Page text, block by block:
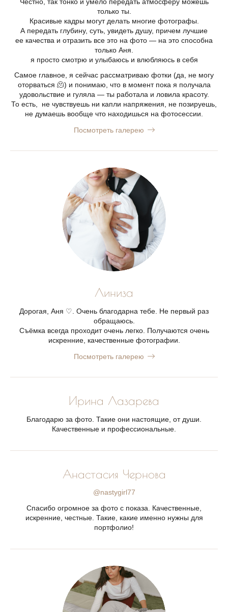
Честно, так тонко и умело передать атмосферу можешь
только ты.
Красивые кадры могут делать многие фотографы.
А передать глубину, суть, увидеть душу, причем лучшие
ее качества и отразить все это на фото — на это способна
только Аня.
я просто смотрю и улыбаюсь и влюбляюсь в себя
Самое главное, я сейчас рассматриваю фотки (да, не могу
оторваться 🫠) и понимаю, что в момент пока я получала
удовольствие и гуляла — ты работала и ловила красоту.
То есть, не чувствуешь ни капли напряжения, не позируешь,
не думаешь вообще что находишься на фотосессии.
Посмотреть галерею
Линиза
Дорогая, Аня ♡. Очень благодарна тебе. Не первый раз
обращаюсь.
Съёмка всегда проходит очень легко. Получаются очень
искренние, качественные фотографии.
Посмотреть галерею
Ирина Лазарева
Благодарю за фото. Такие они настоящие, от души.
Качественные и профессиональные.
Анастасия Чернова
@nastygirl77
Спасибо огромное за фото с показа. Качественные,
искренние, честные. Такие, какие именно нужны для
портфолио!